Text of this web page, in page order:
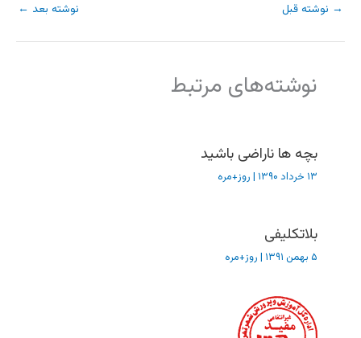
→ نوشته قبل نوشته بعد ←
نوشته‌های مرتبط
بچه ها ناراضی باشید
۱۳ خرداد ۱۳۹۰ | روز+مره
بلاتکلیفی
۵ بهمن ۱۳۹۱ | روز+مره